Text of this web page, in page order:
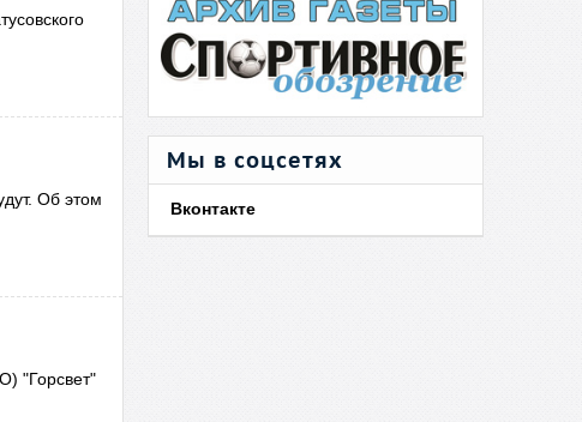
Об этом
"Горсвет"
Мы в соцсетях
Вконтакте